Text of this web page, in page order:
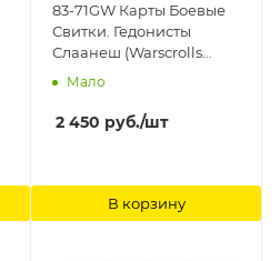
83-71GW Карты Боевые
Свитки. Гедонисты
Слаанеш (Warscrolls
Hedonites of Slaanesh)
Мало
2 450 руб./шт
В корзину